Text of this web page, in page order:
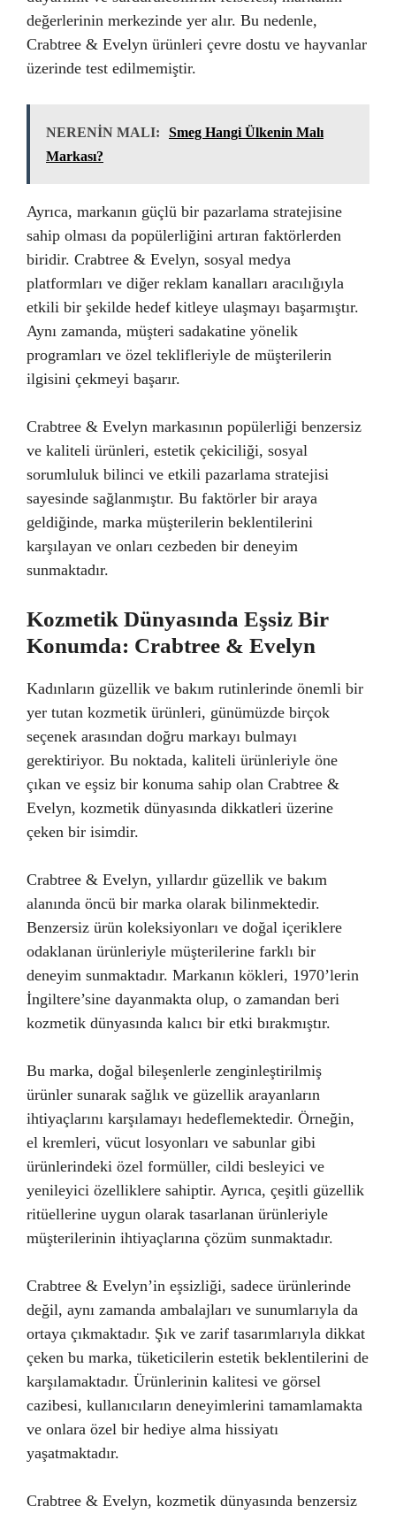
değerlerinin merkezinde yer alır. Bu nedenle,
Crabtree & Evelyn ürünleri çevre dostu ve hayvanlar
üzerinde test edilmemiştir.
NERENİN MALI:
Smeg Hangi Ülkenin Malı
Markası?
Ayrıca, markanın güçlü bir pazarlama stratejisine
sahip olması da popülerliğini artıran faktörlerden
biridir. Crabtree & Evelyn, sosyal medya
platformları ve diğer reklam kanalları aracılığıyla
etkili bir şekilde hedef kitleye ulaşmayı başarmıştır.
Aynı zamanda, müşteri sadakatine yönelik
programları ve özel teklifleriyle de müşterilerin
ilgisini çekmeyi başarır.
Crabtree & Evelyn markasının popülerliği benzersiz
ve kaliteli ürünleri, estetik çekiciliği, sosyal
sorumluluk bilinci ve etkili pazarlama stratejisi
sayesinde sağlanmıştır. Bu faktörler bir araya
geldiğinde, marka müşterilerin beklentilerini
karşılayan ve onları cezbeden bir deneyim
sunmaktadır.
Kozmetik Dünyasında Eşsiz Bir
Konumda: Crabtree & Evelyn
Kadınların güzellik ve bakım rutinlerinde önemli bir
yer tutan kozmetik ürünleri, günümüzde birçok
seçenek arasından doğru markayı bulmayı
gerektiriyor. Bu noktada, kaliteli ürünleriyle öne
çıkan ve eşsiz bir konuma sahip olan Crabtree &
Evelyn, kozmetik dünyasında dikkatleri üzerine
çeken bir isimdir.
Crabtree & Evelyn, yıllardır güzellik ve bakım
alanında öncü bir marka olarak bilinmektedir.
Benzersiz ürün koleksiyonları ve doğal içeriklere
odaklanan ürünleriyle müşterilerine farklı bir
deneyim sunmaktadır. Markanın kökleri, 1970’lerin
İngiltere’sine dayanmakta olup, o zamandan beri
kozmetik dünyasında kalıcı bir etki bırakmıştır.
Bu marka, doğal bileşenlerle zenginleştirilmiş
ürünler sunarak sağlık ve güzellik arayanların
ihtiyaçlarını karşılamayı hedeflemektedir. Örneğin,
el kremleri, vücut losyonları ve sabunlar gibi
ürünlerindeki özel formüller, cildi besleyici ve
yenileyici özelliklere sahiptir. Ayrıca, çeşitli güzellik
ritüellerine uygun olarak tasarlanan ürünleriyle
müşterilerinin ihtiyaçlarına çözüm sunmaktadır.
Crabtree & Evelyn’in eşsizliği, sadece ürünlerinde
değil, aynı zamanda ambalajları ve sunumlarıyla da
ortaya çıkmaktadır. Şık ve zarif tasarımlarıyla dikkat
çeken bu marka, tüketicilerin estetik beklentilerini de
karşılamaktadır. Ürünlerinin kalitesi ve görsel
cazibesi, kullanıcıların deneyimlerini tamamlamakta
ve onlara özel bir hediye alma hissiyatı
yaşatmaktadır.
Crabtree & Evelyn, kozmetik dünyasında benzersiz